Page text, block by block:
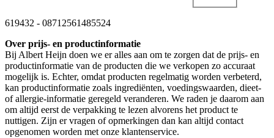
619432 - 08712561485524
Over prijs- en productinformatie
Bij Albert Heijn doen we er alles aan om te zorgen dat de prijs- en
productinformatie van de producten die we verkopen zo accuraat
mogelijk is. Echter, omdat producten regelmatig worden verbeterd,
kan productinformatie zoals ingrediënten, voedingswaarden, dieet-
of allergie-informatie geregeld veranderen. We raden je daarom aan
om altijd eerst de verpakking te lezen alvorens het product te
nuttigen. Zijn er vragen of opmerkingen dan kan altijd contact
opgenomen worden met onze klantenservice.